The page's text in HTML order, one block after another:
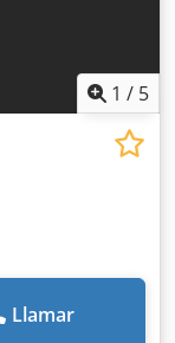
1 / 5
Llamar